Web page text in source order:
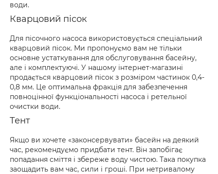
води.
Кварцовий пісок
Для пісочного насоса використовується спеціальний
кварцовий пісок. Ми пропонуємо вам не тільки
основне устаткування для обслуговування басейну,
але і комплектуючі. У нашому інтернет-магазині
продається кварцовий пісок з розміром частинок 0,4-
0,8 мм. Це оптимальна фракція для забезпечення
повноцінної функціональності насоса і ретельної
очистки води.
Тент
Якщо ви хочете «законсервувати» басейн на деякий
час, рекомендуємо придбати тент. Він запобігає
попадання сміття і збереже воду чистою. Така покупка
заощадить вам час, сили і гроші. При нетривалому